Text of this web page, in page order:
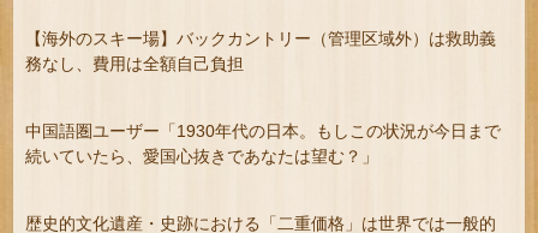
【海外のスキー場】バックカントリー（管理区域外）は救助義
務なし、費用は全額自己負担
中国語圏ユーザー「1930年代の日本。もしこの状況が今日まで
続いていたら、愛国心抜きであなたは望む？」
歴史的文化遺産・史跡における「二重価格」は世界では一般的